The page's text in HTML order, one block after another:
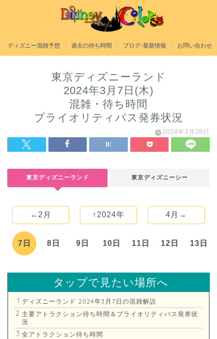
ディズニー混雑予想 過去の待ち時間 ブログ-最新情報 お問い合わせ
東京ディズニーランド
2024年3月7日(木)
混雑・待ち時間
プライオリティパス発券状況
2024年3月28日
東京ディズニーランド 東京ディズニーシー
←2月 ↑2024年 4月→
7日 8日 9日 10日 11日 12日 13日
タップで見たい場所へ
ディズニーランド 2024年3月7日の混雑解説
主要アトラクション待ち時間＆プライオリティパス発券状
況
全アトラクション待ち時間